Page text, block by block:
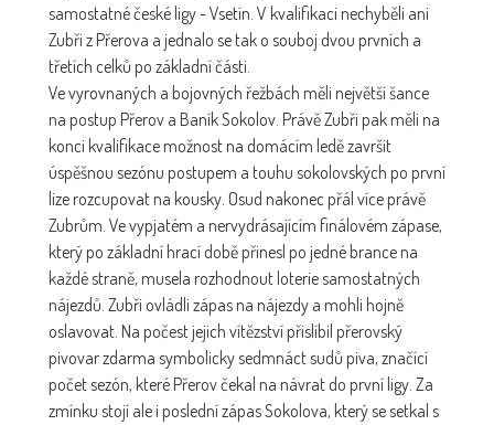
samostatné české ligy - Vsetín. V kvalifikaci nechyběli ani
Zubři z Přerova a jednalo se tak o souboj dvou prvních a
třetích celků po základní části.
Ve vyrovnaných a bojovných řežbách měli největší šance
na postup Přerov a Baník Sokolov. Právě Zubři pak měli na
konci kvalifikace možnost na domácím ledě završit
úspěšnou sezónu postupem a touhu sokolovských po první
lize rozcupovat na kousky. Osud nakonec přál více právě
Zubrům. Ve vypjatém a nervydrásajícím finálovém zápase,
který po základní hrací době přinesl po jedné brance na
každé straně, musela rozhodnout loterie samostatných
nájezdů. Zubři ovládli zápas na nájezdy a mohli hojně
oslavovat. Na počest jejich vítězství přislíbil přerovský
pivovar zdarma symbolicky sedmnáct sudů piva, značící
počet sezón, které Přerov čekal na návrat do první ligy. Za
zmínku stojí ale i poslední zápas Sokolova, který se setkal s